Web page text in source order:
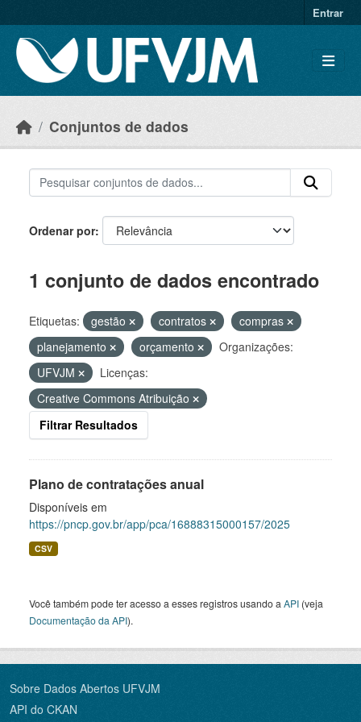
Entrar
Conjuntos de dados
Ordenar por
1 conjunto de dados encontrado
Etiquetas: gestão contratos
compras
planejamento
orçamento
Organizações:
UFVJM
Licenças:
Creative Commons Atribuição
Filtrar Resultados
Plano de contratações anual
Disponíveis em
https://pncp.gov.br/app/pca/16888315000157/2025
CSV
Você também pode ter acesso a esses registros usando a API (veja
Documentação da API).
Sobre Dados Abertos UFVJM
API do CKAN